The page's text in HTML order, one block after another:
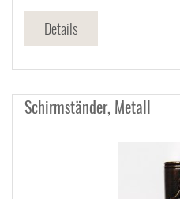
Details
Schirmständer, Metall